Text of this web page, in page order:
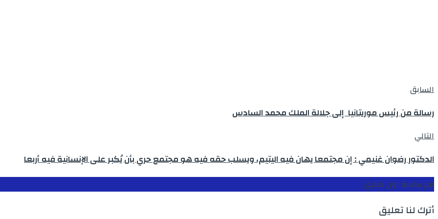
السابق
رسالة من رئيس موريتانيا إلى جلالة الملك محمد السادس
التالي
الدكتور رضوان غنيمي : إن مجتمعا يهان فيه اليتيم، ويسلب حقه فيه هو مجتمع حري بأن يُكبر على الإنسانية فيه أربعا
قم بكتابة اول تعليق
أترك لنا تعليق